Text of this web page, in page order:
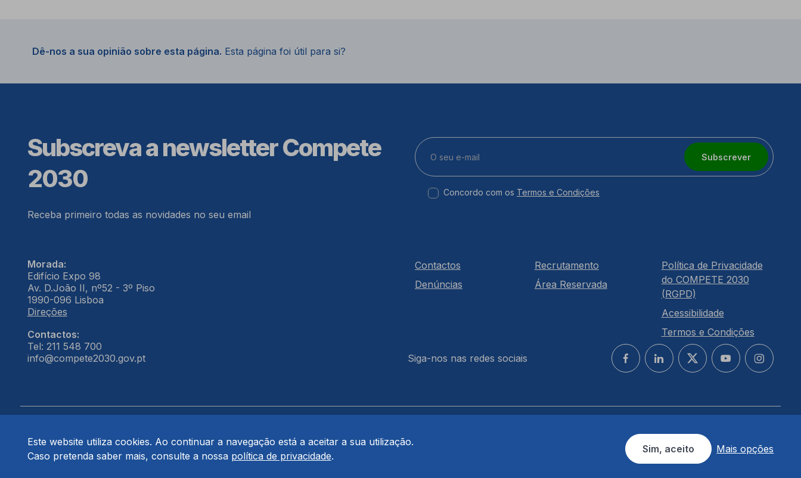
Este website utiliza cookies. Ao continuar a navegação está a aceitar a sua utilização.
Caso pretenda saber mais, consulte a nossa política de privacidade.
Sim, aceito Mais opções
Dê-nos a sua opinião sobre esta página. Esta página foi útil para si?
Subscreva a newsletter Compete
2030
Receba primeiro todas as novidades no seu email
Subscrever
Concordo com os Termos e Condições
Morada:
Edifício Expo 98
Av. D.João II, nº52 - 3º Piso
1990-096 Lisboa
Direções
Contactos:
Tel: 211 548 700
info@compete2030.gov.pt
Contactos
Denúncias
Recrutamento
Área Reservada
Política de Privacidade
do COMPETE 2030
(RGPD)
Acessibilidade
Termos e Condições
Siga-nos nas redes sociais
© COMPETE 2030. Todos os direitos reservados.